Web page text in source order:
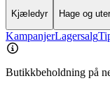
Kjæledyr Hage og
KampanjerLagersalg
Butikkbeholdning på